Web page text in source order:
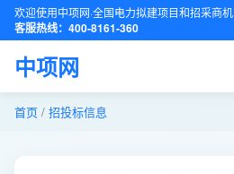
欢迎使用中项网·全国电力拟建项目和招采商机
客服热线：400-8161-360
中项网
首页 / 招投标信息